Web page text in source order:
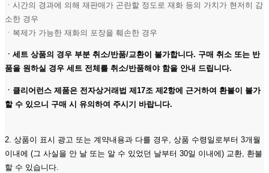
ㆍ시간의 경과에 의해 재판매가 곤란할 정도로 재화 등의 가치가 현저히 감
소한 경우
ㆍ복제가 가능한 재화의 포장을 훼손한 경우
ㆍ세트 상품의 경우 부분 취소/반품/교환이 불가합니다. 구매 취소 또는 반
품을 원하실 경우 세트 전체를 취소/반품해야 함을 안내 드립니다.
ㆍ클리어런스 제품은 전자상거래법 제17조 제2항에 근거하여 환불이 불가
할 수 있으니 구매 시 유의하여 주시기 바랍니다.
2. 상품이 표시 광고 또는 계약내용과 다를 경우, 상품 수령일로부터 3개월
이내에 (그 사실을 안 날 또는 알 수 있었던 날부터 30일 이내에) 교환, 환불
할 수 있습니다.